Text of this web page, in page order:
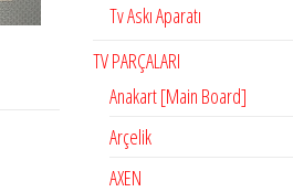
Tv Askı Aparatı
TV PARÇALARI
Anakart [Main Board]
Arçelik
AXEN